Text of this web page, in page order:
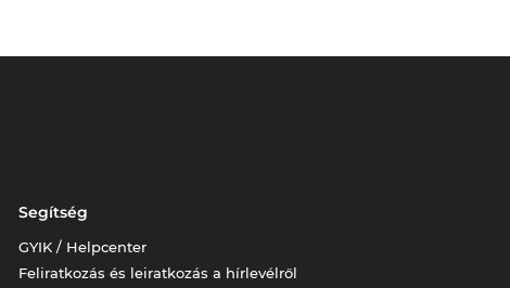
Segítség
GYIK / Helpcenter
Feliratkozás és leiratkozás a hírlevélről